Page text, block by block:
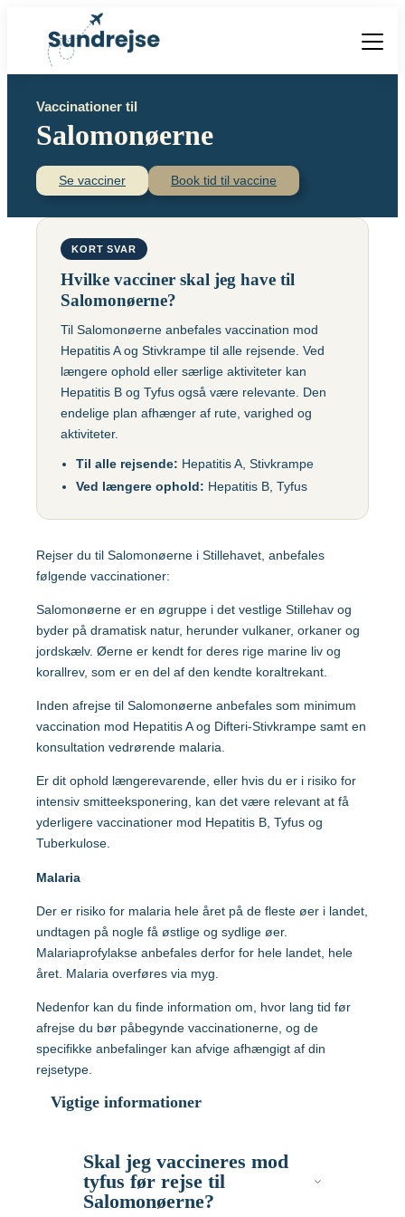
Vacciner
Vacciner
Centraleuropæisk
Hjernebetændelse
(TBE)
Chikungunyavaccine
(Ixchiq)
Denguefeber
Gul feber
Hepatitis A
Hepatitis A+B
Hepatitis A+B, barn –
Ambirix
Hepatitis B
Hundegalskab –
Influenza
hjernebetændelse
Malaria
Meningokokker
(ACWY)
MFR (MMR)
(Imvanex)
Skoldkopper (Chicken
Pox)
Stivkrampe)
Tuberkulose (BCG)
Gravide og børn
Vaccination af gravide
Vaccination af børn
Destinationer
Find over 240 destinationer!
Populære destinationer
Cambodja
Etiopien
Indonesien
Japan
Myanmar
Nepal
Nigeria
Sydafrika
Priser
Vaccinationer til
Salomonøerne
Se vacciner Book tid til vaccine
KORT SVAR
Hvilke vacciner skal jeg have til
Salomonøerne?
Til Salomonøerne anbefales vaccination mod
Hepatitis A og Stivkrampe til alle rejsende. Ved
længere ophold eller særlige aktiviteter kan
Hepatitis B og Tyfus også være relevante. Den
endelige plan afhænger af rute, varighed og
aktiviteter.
Til alle rejsende: Hepatitis A, Stivkrampe
Ved længere ophold: Hepatitis B, Tyfus
Rejser du til Salomonøerne i Stillehavet, anbefales
følgende vaccinationer:
Salomonøerne er en øgruppe i det vestlige Stillehav og
byder på dramatisk natur, herunder vulkaner, orkaner og
jordskælv. Øerne er kendt for deres rige marine liv og
korallrev, som er en del af den kendte koraltrekant.
Inden afrejse til Salomonøerne anbefales som minimum
vaccination mod Hepatitis A og Difteri-Stivkrampe samt en
konsultation vedrørende malaria.
Er dit ophold længerevarende, eller hvis du er i risiko for
intensiv smitteeksponering, kan det være relevant at få
yderligere vaccinationer mod Hepatitis B, Tyfus og
Tuberkulose.
Malaria
Der er risiko for malaria hele året på de fleste øer i landet,
undtagen på nogle få østlige og sydlige øer.
Malariaprofylakse anbefales derfor for hele landet, hele
året. Malaria overføres via myg.
Nedenfor kan du finde information om, hvor lang tid før
afrejse du bør påbegynde vaccinationerne, og de
specifikke anbefalinger kan afvige afhængigt af din
rejsetype.
Vigtige informationer
Skal jeg vaccineres mod
tyfus før rejse til
Salomonøerne?